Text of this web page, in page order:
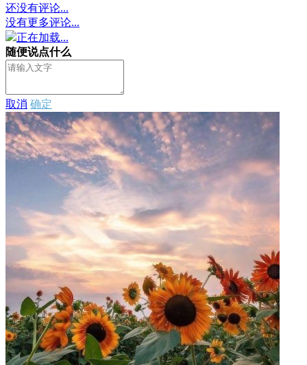
还没有评论...
没有更多评论...
正在加载...
随便说点什么
取消 确定